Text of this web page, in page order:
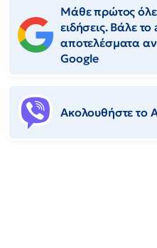
Μάθε πρώτος
ειδήσεις. Βάλε
αποτελέσματα
Google
Ακολουθήστε το